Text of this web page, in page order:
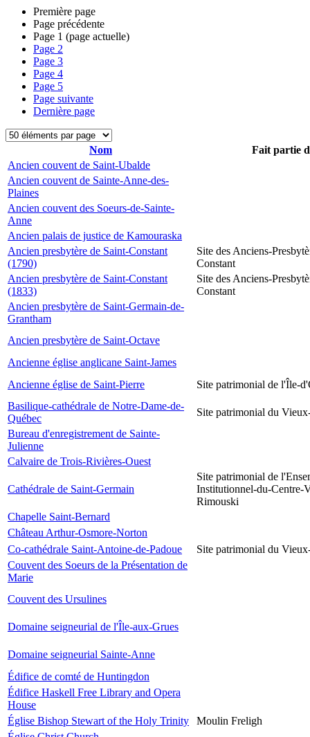
Première page
Page précédente
Page 1 (page actuelle)
Page 2
Page 3
Page 4
Page 5
Page suivante
Dernière page
Nom
Fait partie
Ancien couvent de Saint-Ubalde
Ancien couvent de Sainte-Anne-des-
Plaines
Ancien couvent des Soeurs-de-Sainte-
Anne
Ancien palais de justice de Kamouraska
Ancien presbytère de Saint-Constant
(1790)
Site des Anciens-
Constant
Ancien presbytère de Saint-Constant
(1833)
Site des Anciens-
Constant
Ancien presbytère de Saint-Germain-de-
Grantham
Ancien presbytère de Saint-Octave
Ancienne église anglicane Saint-James
Ancienne église de Saint-Pierre
Site patrimonial de l'Île-
Basilique-cathédrale de Notre-Dame-de-
Québec
Site patrimonial du
Bureau d'enregistrement de Sainte-
Julienne
Calvaire de Trois-Rivières-Ouest
Cathédrale de Saint-Germain
Site patrimonial de
Institutionnel-du-Centre-
Rimouski
Chapelle Saint-Bernard
Château Arthur-Osmore-Norton
Co-cathédrale Saint-Antoine-de-Padoue
Site patrimonial du
Couvent des Soeurs de la Présentation de
Marie
Couvent des Ursulines
Domaine seigneurial de l'Île-aux-Grues
Domaine seigneurial Sainte-Anne
Édifice de comté de Huntingdon
Édifice Haskell Free Library and Opera
House
Église Bishop Stewart of the Holy Trinity
Moulin Freligh